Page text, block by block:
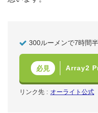
300ルーメンで7時間
必見 Array2
リンク先 : オーライト公式